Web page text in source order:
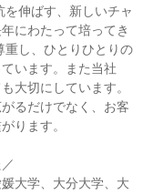
伸ばす、新しいチャ
にわたって培ってき
重し、ひとりひとりの
います。また当社
大切にしています。
るだけでなく、お客
ります。
大学、大分大学、大